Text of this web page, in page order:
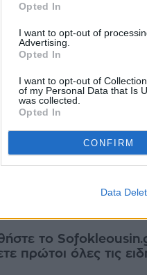
Opted In
I want to opt-out of
Advertising.
Opted In
I want to opt-out of
of my Personal Data that Is
was collected.
Opted In
CONFIRM
Data
το
πρώτοι όλες τις